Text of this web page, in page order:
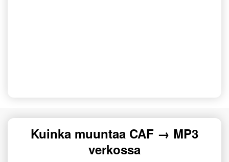
Kuinka muuntaa CAF → MP3
verkossa